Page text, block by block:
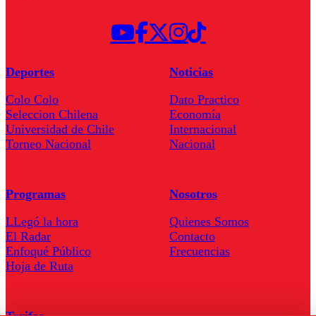
Deportes
Colo Colo
Seleccion Chilena
Universidad de Chile
Torneo Nacional
Noticias
Dato Practico
Economía
Internacional
Nacional
Programas
LLegó la hora
El Radar
Enfoqué Público
Hoja de Ruta
Nosotros
Quienes Somos
Contacto
Frecuencias